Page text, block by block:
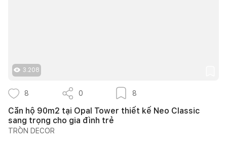
3.208
8 0 8
Căn hộ 90m2 tại Opal Tower thiết kế Neo Classic
sang trọng cho gia đình trẻ
TRÒN DECOR